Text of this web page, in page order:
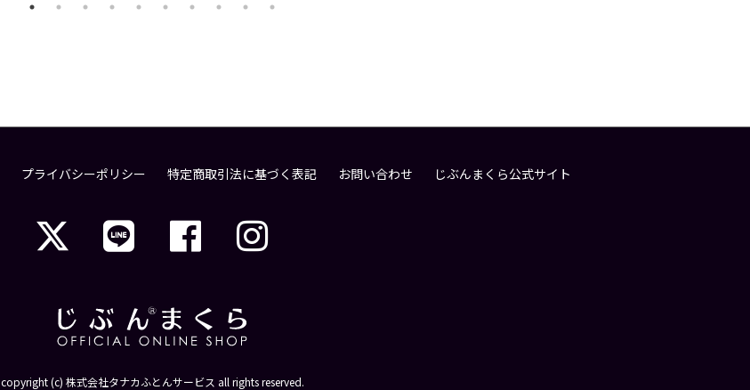
プライバシーポリシー 特定商取引法に基づく表記 お問い合わせ じぶんまくら公式サイト
copyright (c) 株式会社タナカふとんサービス all rights reserved.